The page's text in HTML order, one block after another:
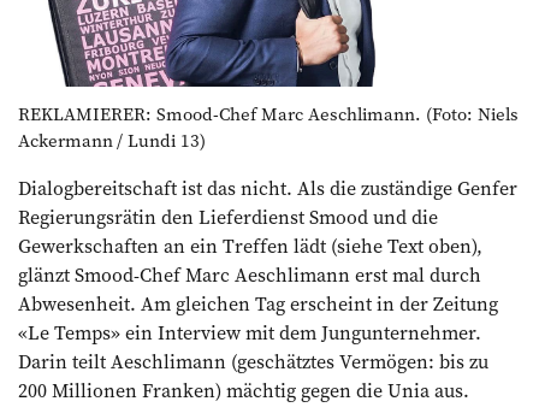
REKLAMIERER: Smood-Chef Marc Aeschlimann. (Foto: Niels
Ackermann / Lundi 13)
Dialogbereitschaft ist das nicht. Als die zuständige Genfer
Regierungsrätin den Lieferdienst Smood und die
Gewerkschaften an ein Treffen lädt (siehe Text oben),
glänzt Smood-Chef Marc Aeschlimann erst mal durch
Abwesenheit. Am gleichen Tag erscheint in der Zeitung
«Le Temps» ein Interview mit dem Jungunternehmer.
Darin teilt Aeschlimann (geschätztes Vermögen: bis zu
200 Millionen Franken) mächtig gegen die Unia aus.